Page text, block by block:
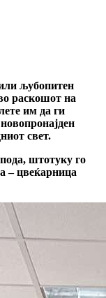
љубопитен
раскошот на
им да ги
свет.
штотуку го
– цвеќарница